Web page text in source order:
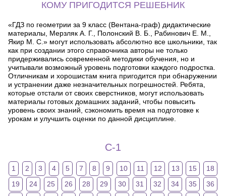
КОМУ ПРИГОДИТСЯ РЕШЕБНИК
«ГДЗ по геометрии за 9 класс (Вентана-граф) дидактические
материалы, Мерзляк А. Г., Полонский В. Б., Рабинович Е. М.,
Якир М. С.» могут использовать абсолютно все школьники, так
как при создании этого справочника авторы не только
придерживались современной методики обучения, но и
учитывали возможный уровень подготовки каждого подростка.
Отличникам и хорошистам книга пригодится при обнаружении
и устранении даже незначительных погрешностей. Ребята,
которые отстали от своих сверстников, могут использовать
материалы готовых домашних заданий, чтобы повысить
уровень своих знаний, сэкономить время на подготовке к
урокам и улучшить оценки по данной дисциплине.
C-1
1 2 3 4 5 7 8 9 10 11 12 13 15
18
19
24 25 26 28 29 30 31 32 34 35
36